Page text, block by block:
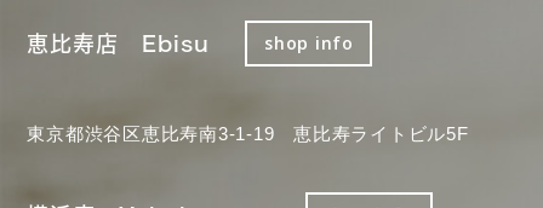
恵比寿店 Ebisu shop info
東京都渋谷区恵比寿南3-1-19 恵比寿ライトビル5F